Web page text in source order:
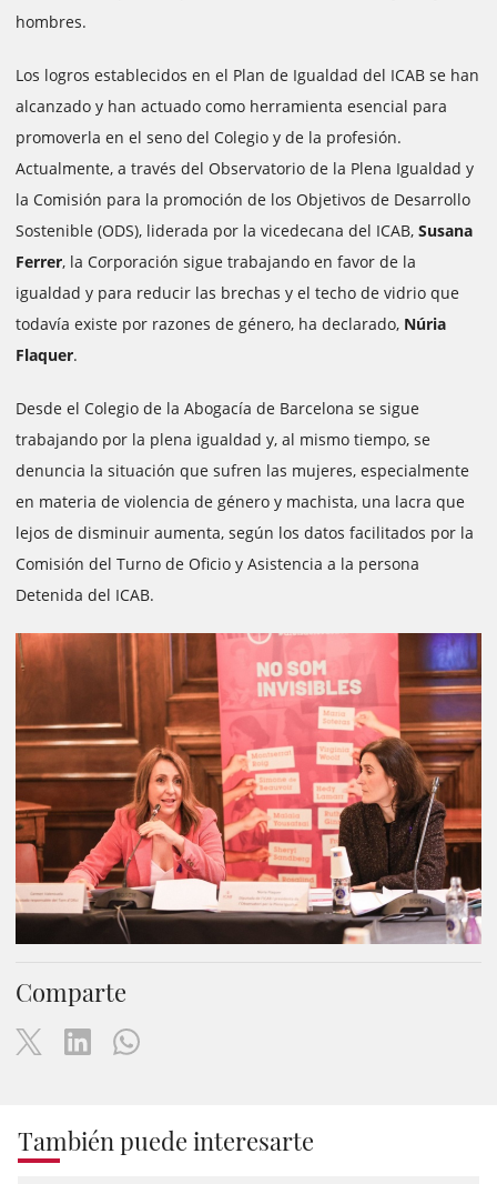
hombres.
Los logros establecidos en el Plan de Igualdad del ICAB se han
alcanzado y han actuado como herramienta esencial para
promoverla en el seno del Colegio y de la profesión.
Actualmente, a través del Observatorio de la Plena Igualdad y
la Comisión para la promoción de los Objetivos de Desarrollo
Sostenible (ODS), liderada por la vicedecana del ICAB, Susana
Ferrer, la Corporación sigue trabajando en favor de la
igualdad y para reducir las brechas y el techo de vidrio que
todavía existe por razones de género, ha declarado, Núria
Flaquer.
Desde el Colegio de la Abogacía de Barcelona se sigue
trabajando por la plena igualdad y, al mismo tiempo, se
denuncia la situación que sufren las mujeres, especialmente
en materia de violencia de género y machista, una lacra que
lejos de disminuir aumenta, según los datos facilitados por la
Comisión del Turno de Oficio y Asistencia a la persona
Detenida del ICAB.
Comparte
También puede interesarte